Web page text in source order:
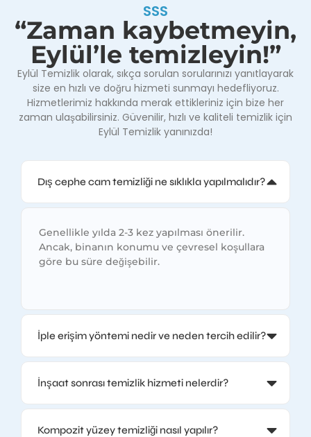
SSS
“Zaman kaybetmeyin,
Eylül’le temizleyin!”
Eylül Temizlik olarak, sıkça sorulan sorularınızı yanıtlayarak
size en hızlı ve doğru hizmeti sunmayı hedefliyoruz.
Hizmetlerimiz hakkında merak ettikleriniz için bize her
zaman ulaşabilirsiniz. Güvenilir, hızlı ve kaliteli temizlik için
Eylül Temizlik yanınızda!
Dış cephe cam temizliği ne sıklıkla yapılmalıdır?
Genellikle yılda 2-3 kez yapılması önerilir.
Ancak, binanın konumu ve çevresel koşullara
göre bu süre değişebilir.
İple erişim yöntemi nedir ve neden tercih edilir?
İnşaat sonrası temizlik hizmeti nelerdir?
Kompozit yüzey temizliği nasıl yapılır?